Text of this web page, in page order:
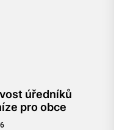
úředníků
pro obce